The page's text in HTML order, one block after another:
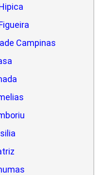
Campinas